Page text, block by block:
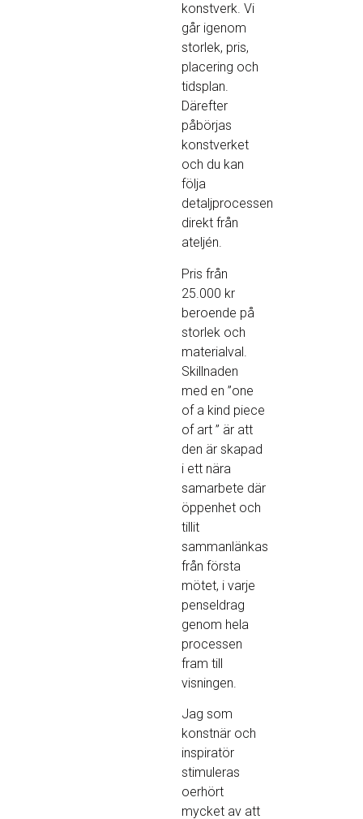
konstverk. Vi
går igenom
storlek, pris,
placering och
tidsplan.
Därefter
påbörjas
konstverket
och du kan
följa
detaljprocessen
direkt från
ateljén.
Pris från
25.000 kr
beroende på
storlek och
materialval.
Skillnaden
med en ”one
of a kind piece
of art ” är att
den är skapad
i ett nära
samarbete där
öppenhet och
tillit
sammanlänkas
från första
mötet, i varje
penseldrag
genom hela
processen
fram till
visningen.
Jag som
konstnär och
inspiratör
stimuleras
oerhört
mycket av att